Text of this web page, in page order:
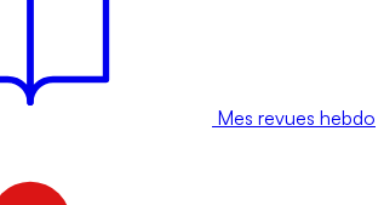
Mes revues hebdo